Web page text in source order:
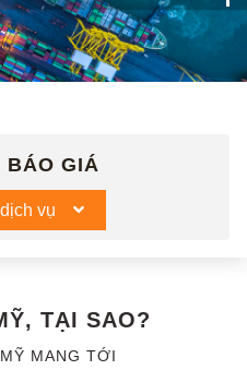
BÁO GIÁ
vụ
TẠI SAO?
MANG TỚI